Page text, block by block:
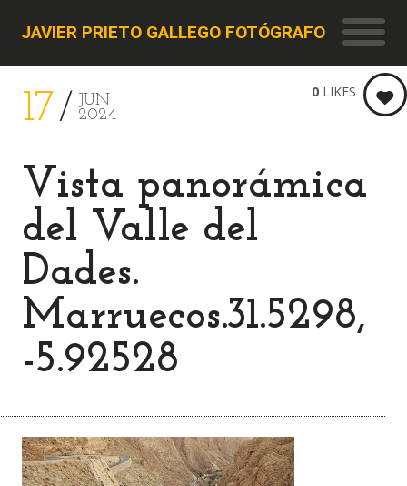
JAVIER PRIETO GALLEGO FOTÓGRAFO
17
JUN
2024
Vista panorámica
del Valle del
Dades.
Marruecos.31.5298,
-5.92528
0 LIKES